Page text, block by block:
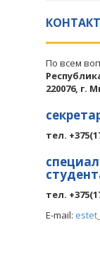
По всем
220076, г.
тел.
тел.
E-mail: